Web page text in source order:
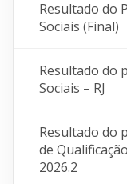
Resultado do
Sociais (Final)
Resultado do
Sociais – RJ
Resultado do
de
2026.2